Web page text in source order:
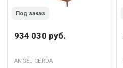
Под заказ
934 030 руб.
ANGEL CERDA